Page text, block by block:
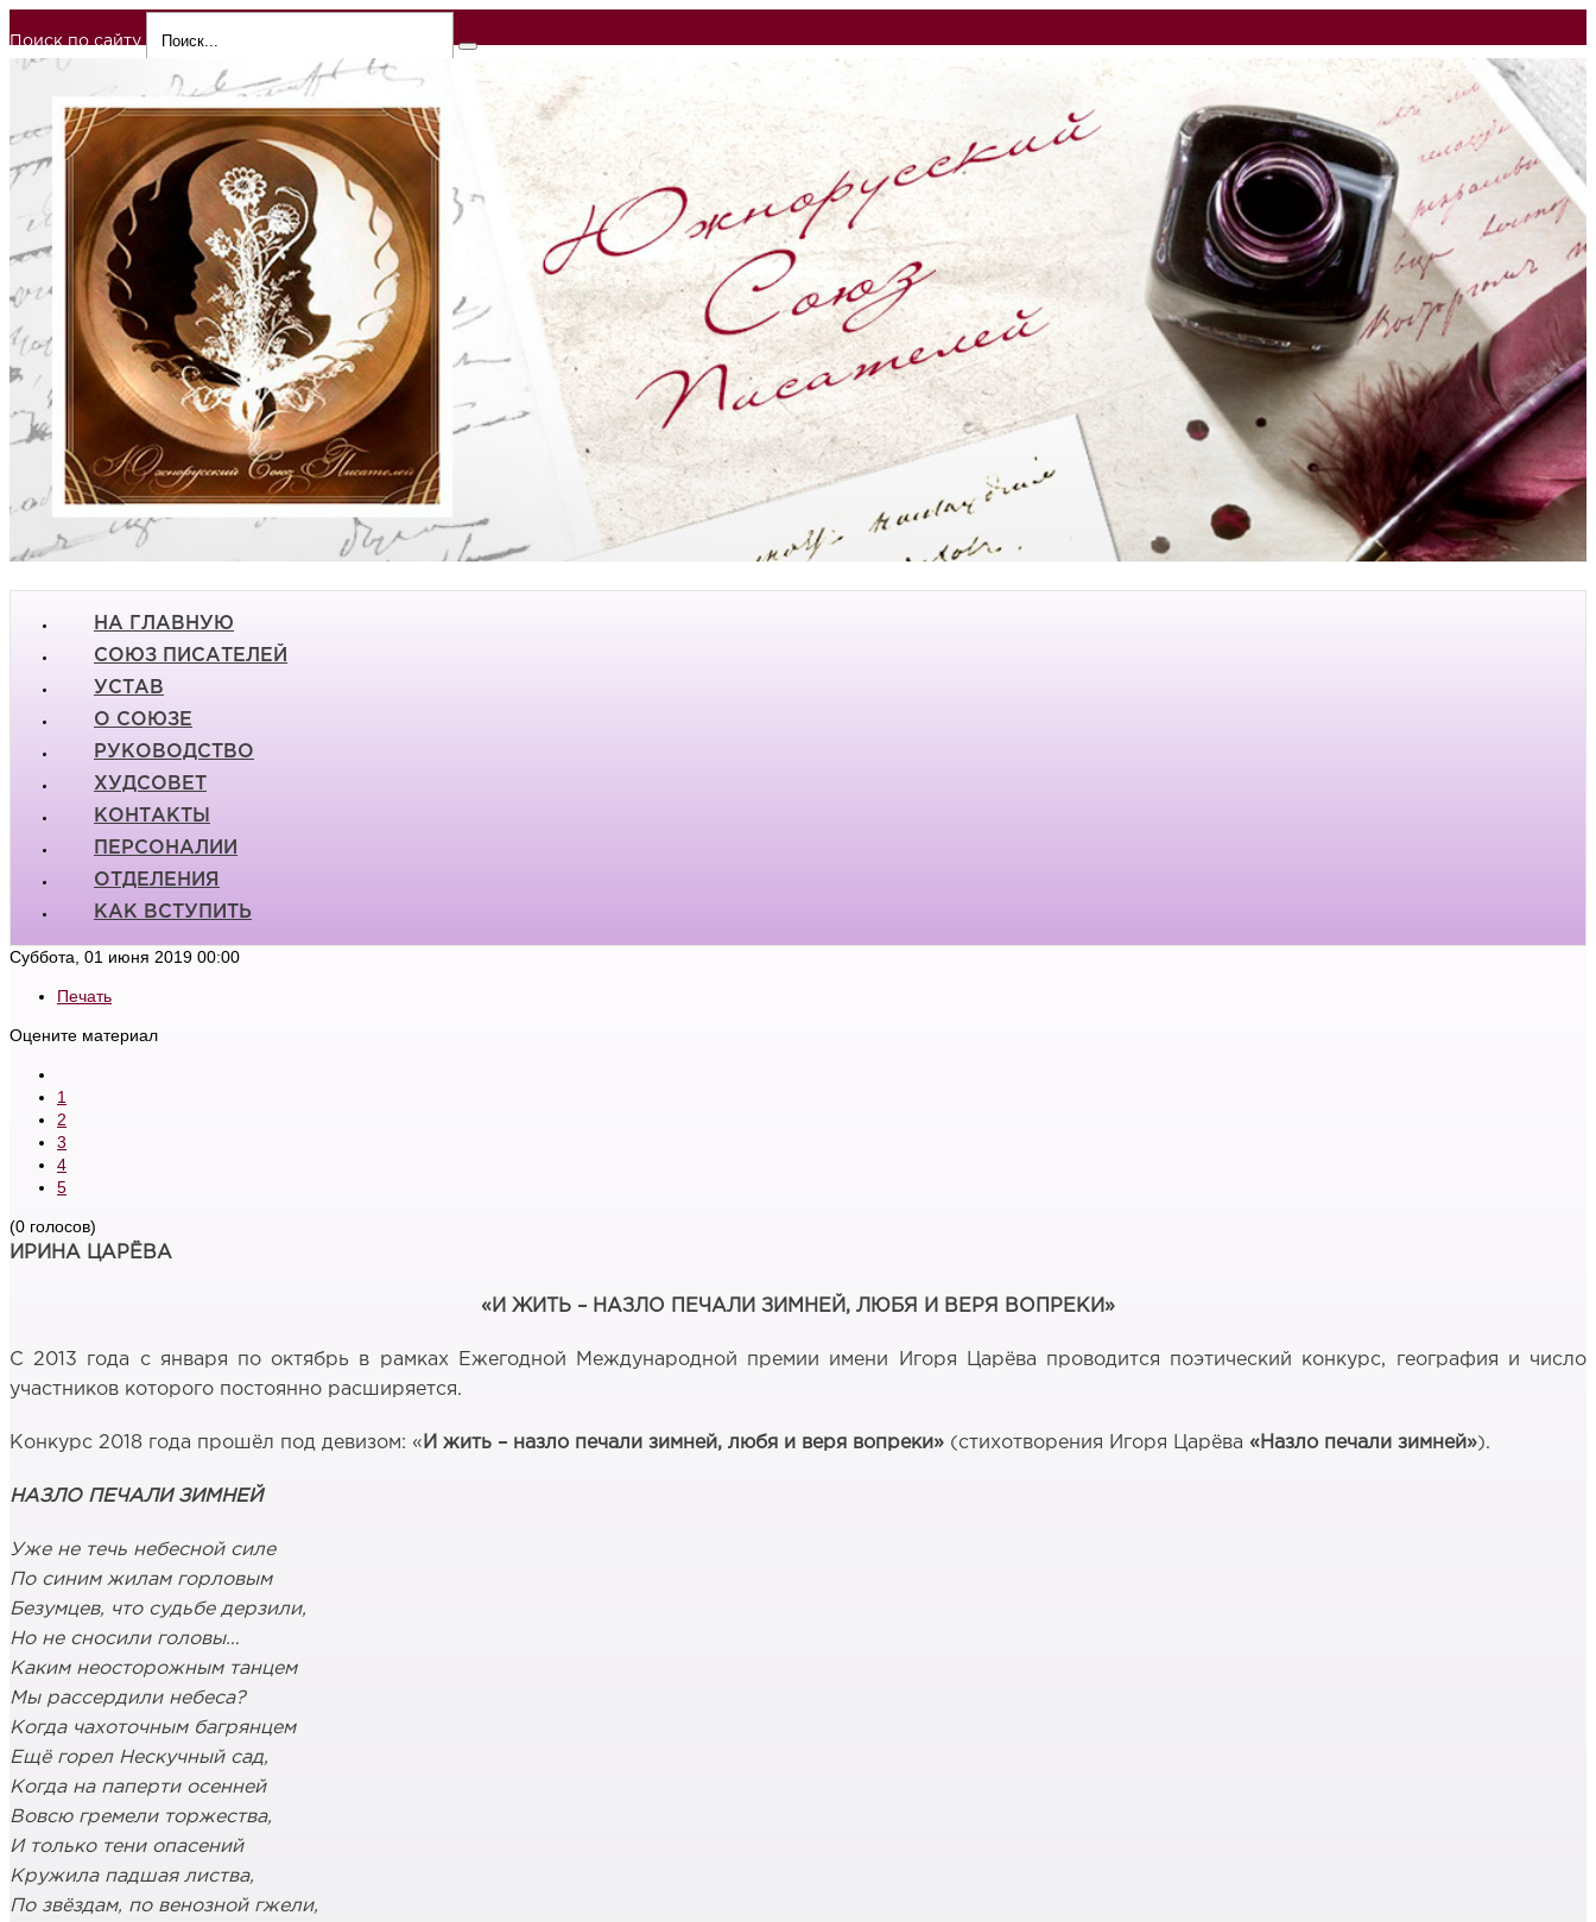
Поиск по сайту
НА ГЛАВНУЮ
СОЮЗ ПИСАТЕЛЕЙ
УСТАВ
О СОЮЗЕ
РУКОВОДСТВО
ХУДСОВЕТ
КОНТАКТЫ
ПЕРСОНАЛИИ
ОТДЕЛЕНИЯ
КАК ВСТУПИТЬ
Суббота, 01 июня 2019 00:00
Печать
Оцените материал
1
2
3
4
5
(0 голосов)
ИРИНА ЦАРЁВА
«И ЖИТЬ – НАЗЛО ПЕЧАЛИ ЗИМНЕЙ, ЛЮБЯ И ВЕРЯ ВОПРЕКИ»
С 2013 года с января по октябрь в рамках Ежегодной Международной премии имени Игоря Царёва проводится поэтический конкурс, география и число
участников которого постоянно расширяется.
Конкурс 2018 года прошёл под девизом: « И жить – назло печали зимней, любя и веря вопреки» (стихотворения Игоря Царёва «Назло печали зимней»).
НАЗЛО ПЕЧАЛИ ЗИМНЕЙ
Уже не течь небесной силе
По синим жилам горловым
Безумцев, что судьбе дерзили,
Но не сносили головы…
Каким неосторожным танцем
Мы рассердили небеса?
Когда чахоточным багрянцем
Ещё горел Нескучный сад,
Когда на паперти осенней
Вовсю гремели торжества,
И только тени опасений
Кружила падшая листва,
По звёздам, по венозной гжели,